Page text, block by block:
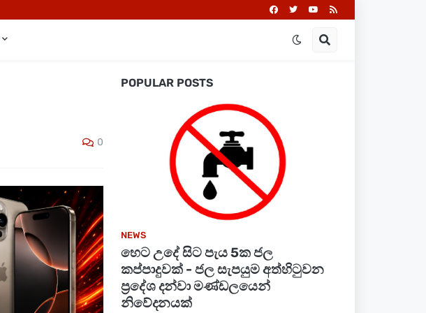
0
POPULAR POSTS
NEWS
හෙට උදේ සිට පැය 5ක ජල
කප්පාදුවක් - ජල සැපයුම අත්හිටුවන
ප්‍රදේශ දන්වා මණ්ඩලයෙන්
නිවේදනයක්